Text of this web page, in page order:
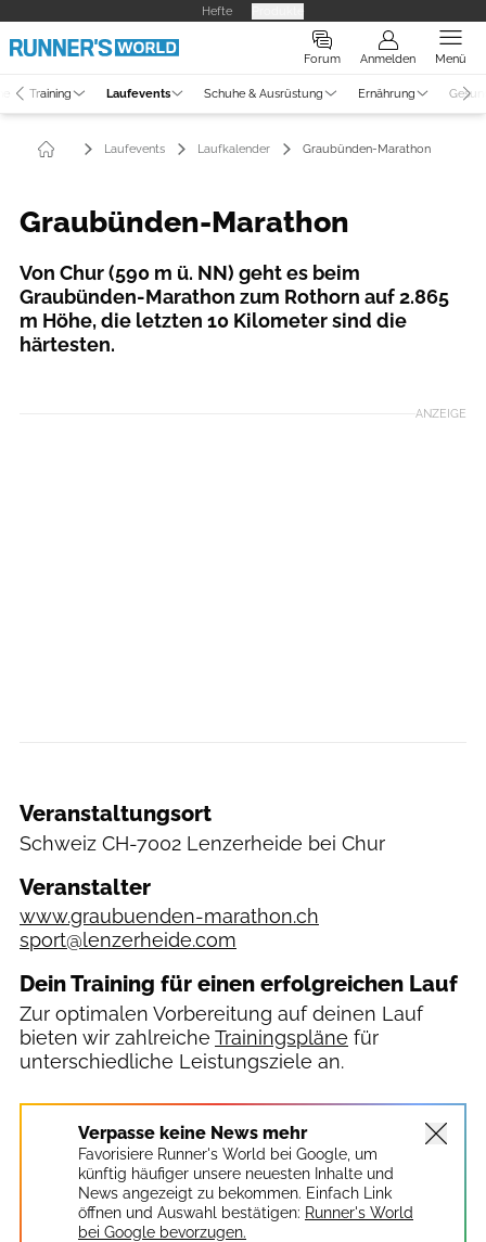
Hefte
Forum Anmelden Menü
Training Laufevents Schuhe & Ausrüstung Ernährung
Laufevents Laufkalender Graubünden-Marathon
Graubünden-Marathon
Von Chur (590 m ü. NN) geht es beim
Graubünden-Marathon zum Rothorn auf 2.865
m Höhe, die letzten 10 Kilometer sind die
härtesten.
ANZEIGE
Veranstaltungsort
Schweiz CH-7002 Lenzerheide bei Chur
Veranstalter
www.graubuenden-marathon.ch
sport@lenzerheide.com
Dein Training für einen erfolgreichen Lauf
Zur optimalen Vorbereitung auf deinen Lauf
bieten wir zahlreiche Trainingspläne für
unterschiedliche Leistungsziele an.
Verpasse keine News mehr
Favorisiere Runner's World bei Google, um
künftig häufiger unsere neuesten Inhalte und
News angezeigt zu bekommen. Einfach Link
öffnen und Auswahl bestätigen: Runner's World
bei Google bevorzugen.